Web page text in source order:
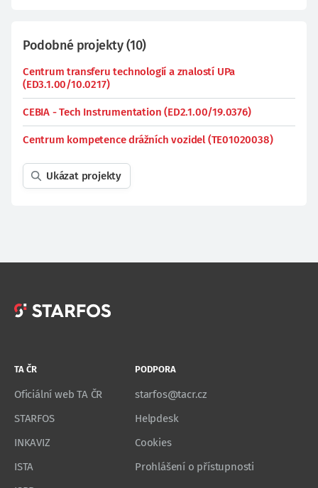
Podobné projekty(10)
Centrum transferu technologií a znalostí UPa
(ED3.1.00/10.0217)
CEBIA - Tech Instrumentation (ED2.1.00/19.0376)
Centrum kompetence drážních vozidel (TE01020038)
Ukázat projekty
TA ČR
Oficiální web TA ČR
STARFOS
INKAVIZ
ISTA
PODPORA
starfos@tacr.cz
Helpdesk
Cookies
Prohlášení o přístupnosti